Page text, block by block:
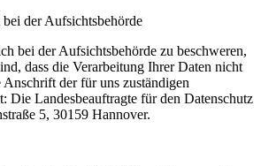
der Aufsichtsbehörde
bei der Aufsichtsbehörde zu beschweren,
dass die Verarbeitung Ihrer Daten nicht
der für uns zuständigen
Die Landesbeauftragte für den Datenschutz
5, 30159 Hannover.